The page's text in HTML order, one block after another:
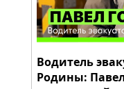
Водитель
Родины: